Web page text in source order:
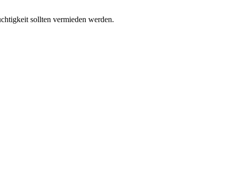
sollten vermieden werden.